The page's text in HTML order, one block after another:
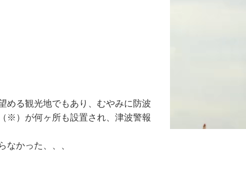
める観光地でもあり、むやみに防波
※）が何ヶ所も設置され、津波警報
かった、、、